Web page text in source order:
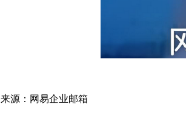
来源：网易企业邮箱